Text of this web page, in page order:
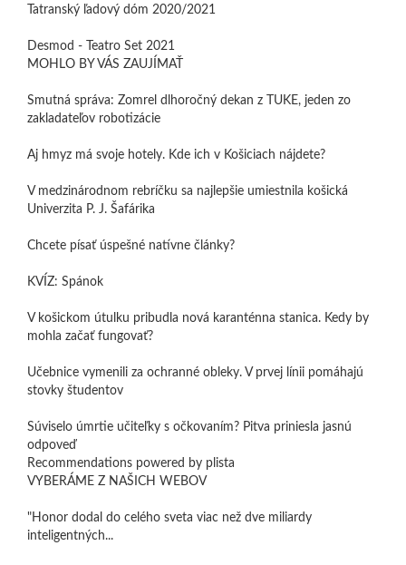
Tatranský ľadový dóm 2020/2021
Desmod - Teatro Set 2021
MOHLO BY VÁS ZAUJÍMAŤ
Smutná správa: Zomrel dlhoročný dekan z TUKE, jeden zo
zakladateľov robotizácie
Aj hmyz má svoje hotely. Kde ich v Košiciach nájdete?
V medzinárodnom rebríčku sa najlepšie umiestnila košická
Univerzita P. J. Šafárika
Chcete písať úspešné natívne články?
KVÍZ: Spánok
V košickom útulku pribudla nová karanténna stanica. Kedy by
mohla začať fungovať?
Učebnice vymenili za ochranné obleky. V prvej línii pomáhajú
stovky študentov
Súviselo úmrtie učiteľky s očkovaním? Pitva priniesla jasnú
odpoveď
Recommendations powered by plista
VYBERÁME Z NAŠICH WEBOV
"Honor dodal do celého sveta viac než dve miliardy
inteligentných...